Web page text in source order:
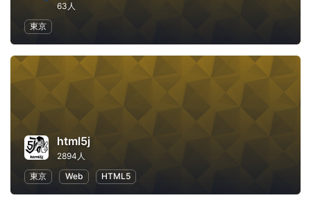
63人
東京
html5j
2894人
東京
Web HTML5